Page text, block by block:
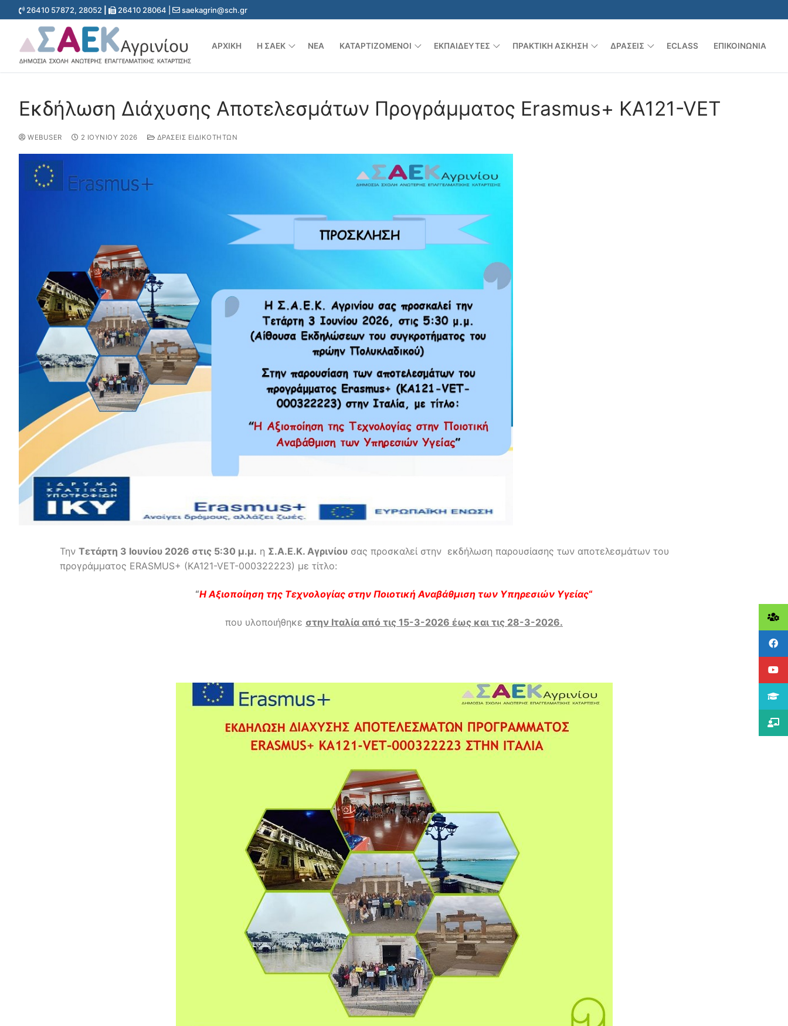
26410 57872, 28052 26410 28064 | saekagrin@sch.gr
ΑΡΧΙΚΉ Η ΣΑΕΚ ΝΈΑ ΚΑΤΑΡΤΙΖΌΜΕΝΟΙ ΕΚΠΑΙΔΕΥΤΈΣ ΠΡΑΚΤΙΚΉ ΆΣΚΗΣΗ ΔΡΆΣΕΙΣ ECLASS ΕΠΙΚΟΙΝΩΝΊΑ
Εκδήλωση Διάχυσης Αποτελεσμάτων Προγράμματος Erasmus+ KA121-VET
WEBUSER 2 ΙΟΥΝΊΟΥ 2026 ΔΡΆΣΕΙΣ ΕΙΔΙΚΟΤΉΤΩΝ
Την Τετάρτη 3 Ιουνίου 2026 στις 5:30 μ.μ. η Σ.Α.Ε.Κ. Αγρινίου σας προσκαλεί στην εκδήλωση παρουσίασης των αποτελεσμάτων του
προγράμματος ERASMUS+ (KA121-VET-000322223) με τίτλο:
“Η Αξιοποίηση της Τεχνολογίας στην Ποιοτική Αναβάθμιση των Υπηρεσιών Υγείας“
που υλοποιήθηκε στην Ιταλία από τις 15-3-2026 έως και τις 28-3-2026.